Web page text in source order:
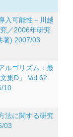
入可能性－川越
／2006年研究
著) 2007/03
ルゴリズム：最
集D」 Vol.62
10
法に関する研究
03